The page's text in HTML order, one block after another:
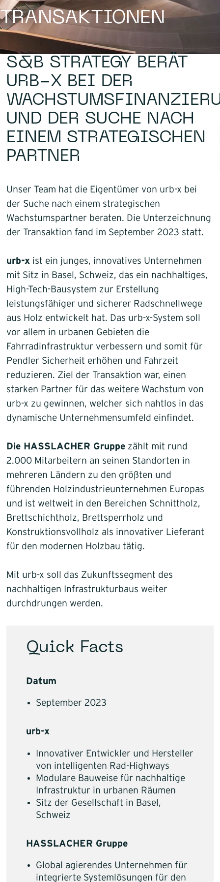
TRANSAKTIONEN
S&B STRATEGY BERÄT
URB-X BEI DER
UND DER SUCHE NACH
EINEM STRATEGISCHEN
PARTNER
Unser Team hat die Eigentümer von urb-x bei
der Suche nach einem strategischen
Wachstumspartner beraten. Die Unterzeichnung
der Transaktion fand im September 2023 statt.
urb-x ist ein junges, innovatives Unternehmen
mit Sitz in Basel, Schweiz, das ein nachhaltiges,
High-Tech-Bausystem zur Erstellung
leistungsfähiger und sicherer Radschnellwege
aus Holz entwickelt hat. Das urb-x-System soll
vor allem in urbanen Gebieten die
Fahrradinfrastruktur verbessern und somit für
Pendler Sicherheit erhöhen und Fahrzeit
reduzieren. Ziel der Transaktion war, einen
starken Partner für das weitere Wachstum von
urb-x zu gewinnen, welcher sich nahtlos in das
dynamische Unternehmensumfeld einfindet.
Die HASSLACHER Gruppe zählt mit rund
2.000 Mitarbeitern an seinen Standorten in
mehreren Ländern zu den größten und
führenden Holzindustrieunternehmen Europas
und ist weltweit in den Bereichen Schnittholz,
Brettschichtholz, Brettsperrholz und
Konstruktionsvollholz als innovativer Lieferant
für den modernen Holzbau tätig.
Mit urb-x soll das Zukunftssegment des
nachhaltigen Infrastrukturbaus weiter
durchdrungen werden.
Quick Facts
Datum
September 2023
urb-x
Innovativer Entwickler und Hersteller
von intelligenten Rad-Highways
Modulare Bauweise für nachhaltige
Infrastruktur in urbanen Räumen
Sitz der Gesellschaft in Basel,
Schweiz
HASSLACHER Gruppe
Global agierendes Unternehmen für
integrierte Systemlösungen für den
Infrastruktur